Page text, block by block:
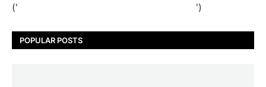
(' ')
POPULAR POSTS